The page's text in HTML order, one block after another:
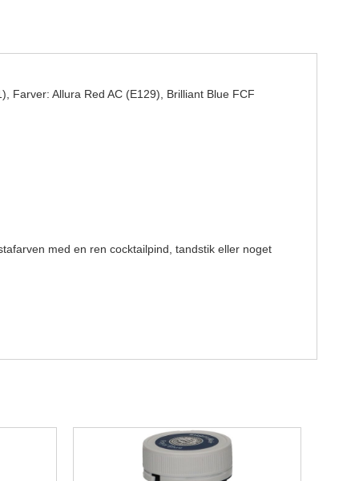
Farver: Allura Red AC (E129), Brilliant Blue FCF
med en ren cocktailpind, tandstik eller noget